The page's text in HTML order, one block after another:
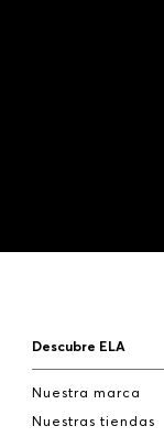
Descubre ELA
Nuestra marca
Nuestras tiendas